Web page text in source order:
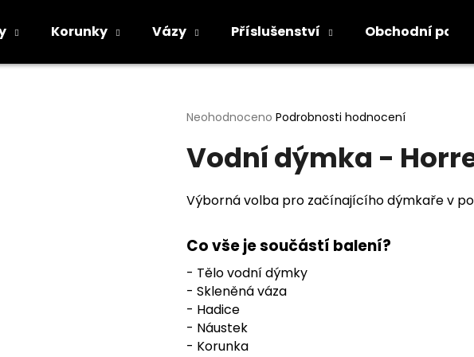
Korunky Vázy Příslušenství Obchodní
Průměrné
produktu
je
z
5
Neohodnoceno Podrobnosti hodnocení
Vodní dýmka -
Výborná volba pro začínajícího dýmkaře v
Co vše je součástí balení?
- Tělo vodní dýmky
- Skleněná váza
- Hadice
- Náustek
- Korunka
HLEDAT